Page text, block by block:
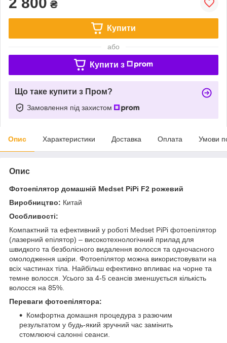
₴
Купити
або
Купити з
Що таке купити з Пром?
Замовлення під захистом
Опис Характеристики Доставка Оплата Умови
Опис
Фотоепілятор домашній Medset PiPi F2 рожевий
Виробництво: Китай
Особливості:
Компактний та ефективний у роботі Medset PiPi фотоепілятор
(лазерний епілятор) – високотехнологічний прилад для
швидкого та безболісного видалення волосся та одночасного
омолодження шкіри. Фотоепілятор можна використовувати на
всіх частинах тіла. Найбільш ефективно впливає на чорне та
темне волосся. Усього за 4-5 сеансів зменшується кількість
волосся на 85%.
Переваги фотоепілятора:
Комфортна домашня процедура з разючим
результатом у будь-який зручний час замінить
стомлюючі салонні сеанси.